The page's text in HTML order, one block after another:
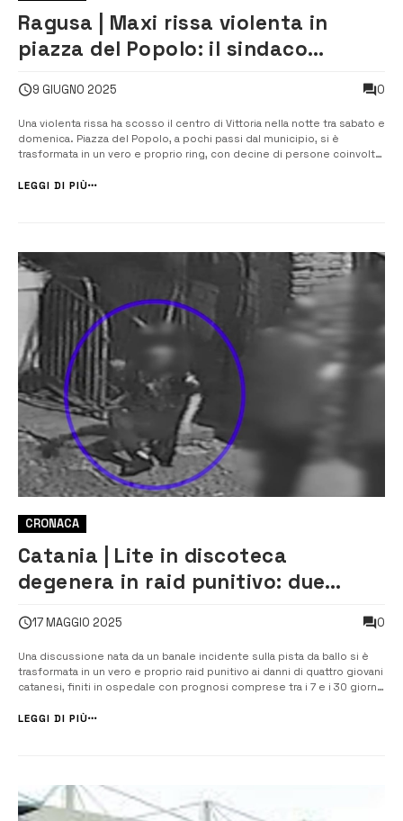
Ragusa | Maxi rissa violenta in
piazza del Popolo: il sindaco
l’allarme
9 GIUGNO 2025 0
Una violenta rissa ha scosso il centro di Vittoria nella notte tra sabato e
domenica. Piazza del Popolo, a pochi passi dal municipio, si è
trasformata in un vero e proprio ring, con decine di persone coinvolte
Francesco Aiello, che abita nelle vicinanze e […]
LEGGI DI PIÙ
CRONACA
Catania | Lite in discoteca
degenera in raid punitivo: due
17 MAGGIO 2025 0
Una discussione nata da un banale incidente sulla pista da ballo si è
trasformata in un vero e proprio raid punitivo ai danni di quattro giovani
catanesi, finiti in ospedale con prognosi comprese tra i 7 e i 30 giorni.
aprile in una […]
LEGGI DI PIÙ